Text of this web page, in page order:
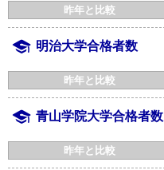
昨年と比較
明治大学合格者数
昨年と比較
青山学院大学合格者数
昨年と比較